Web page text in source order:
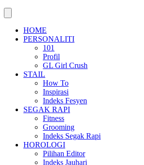
HOME
PERSONALITI
101
Profil
GL Girl Crush
STAIL
How To
Inspirasi
Indeks Fesyen
SEGAK RAPI
Fitness
Grooming
Indeks Segak Rapi
HOROLOGI
Pilihan Editor
Indeks Jauhari